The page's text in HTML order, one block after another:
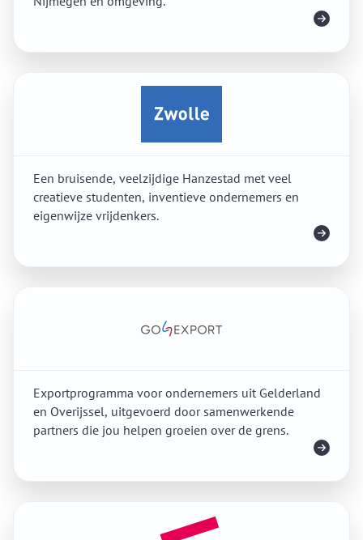
Een bruisende, veelzijdige Hanzestad met veel
creatieve studenten, inventieve ondernemers en
eigenwijze vrijdenkers.
Exportprogramma voor ondernemers uit Gelderland
en Overijssel, uitgevoerd door samenwerkende
partners die jou helpen groeien over de grens.